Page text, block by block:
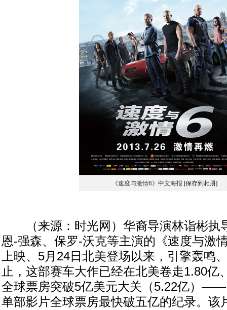
《速度与激情6》中文海报 [保存到相册]
（来源：时光网）华裔导演林诣彬执
恩-强森、保罗-沃克等主演的《速度与激
上映、5月24日北美登场以来，引擎轰鸣
止，这部赛车大作已经在北美卷走1.80亿
全球票房突破5亿美元大关（5.22亿）
单部影片全球票房最快破五亿的纪录。该